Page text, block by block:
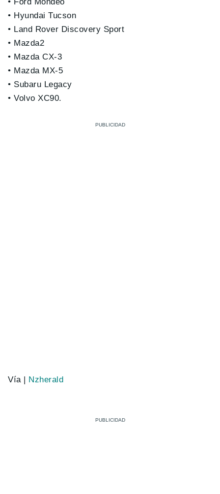
• Hyundai Tucson
• Land Rover Discovery Sport
• Mazda2
• Mazda CX-3
• Mazda MX-5
• Subaru Legacy
• Volvo XC90.
Vía | Nzherald